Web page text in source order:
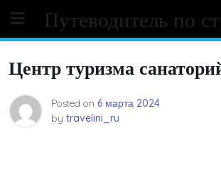
content
Путеводитель по
Центр туризма
Posted on 6 марта 2024
by travelini_ru